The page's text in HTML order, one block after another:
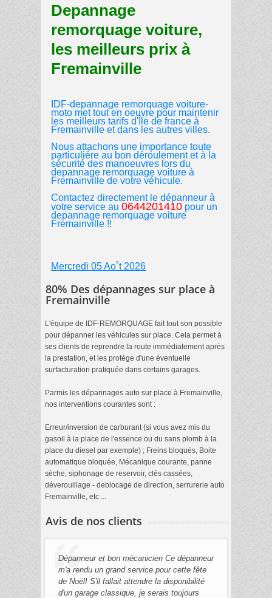
Depannage
remorquage voiture,
les meilleurs prix à
Fremainville
IDF-depannage remorquage voiture-
moto met tout en oeuvre pour maintenir
les meilleurs tarifs d'Île de france à
Fremainville et dans les autres villes.
Nous attachons une importance toute
particuliére au bon déroulement et à la
sécurité des manoeuvres lors du
depannage remorquage voiture à
Fremainville de votre véhicule.
Contactez directement le dépanneur à
votre service au 0644201410 pour un
depannage remorquage voiture
Fremainville !!
Mercredi 05 Ao˚t 2026
80% Des dépannages sur place à
Fremainville
L'équipe de IDF-REMORQUAGE fait tout son possible
pour dépanner les véhicules sur place. Cela permet à
ses clients de reprendre la route immédiatement après
la prestation, et les protège d'une éventuelle
surfacturation pratiquée dans certains garages.
Parmis les dépannages auto sur place à Fremainville,
nos interventions courantes sont :
Erreur/inversion de carburant (si vous avez mis du
gasoil à la place de l'essence ou du sans plomb à la
place du diesel par exemple) ; Freins bloqués, Boite
automatique bloquée, Mécanique courante, panne
sèche, siphonage de reservoir, clés cassées,
déverouillage - deblocage de direction, serrurerie auto
Fremainville, etc ...
Avis de nos clients
Dépanneur et bon mécanicien Ce dépanneur
m'a rendu un grand service pour cette fête
de Noël! S'il fallait attendre la disponibilité
d'un garage classique, je serais toujours